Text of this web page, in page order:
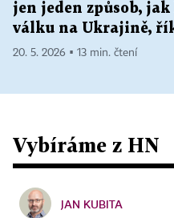
jen jeden způsob,
válku na Ukrajině,
20. 5. 2026 ▪ 13 min. čtení
Vybíráme z HN
JAN KUBITA